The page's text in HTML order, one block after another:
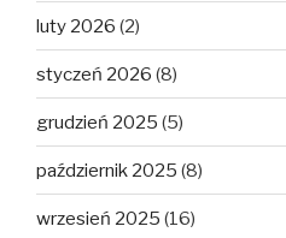
luty 2026 (2)
styczeń 2026 (8)
grudzień 2025 (5)
październik 2025 (8)
wrzesień 2025 (16)